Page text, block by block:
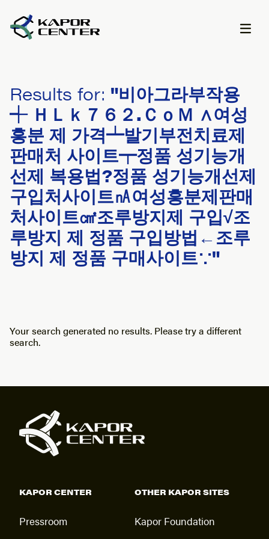
Results for: "비아그라부작용
┽ ＨＬｋ７６２.ＣｏＭ ∧여성
흥분 제 가격┷발기부전치료제
판매처 사이트┯정품 성기능개
선제 복용법?정품 성기능개선제
구입처사이트㎁여성흥분제판매
처사이트㎠조루방지제 구입√조
루방지 제 정품 구입방법←조루
방지 제 정품 구매사이트∵"
Your search generated no results. Please try a different
search.
KAPOR CENTER
Pressroom
OTHER KAPOR SITES
Kapor Foundation